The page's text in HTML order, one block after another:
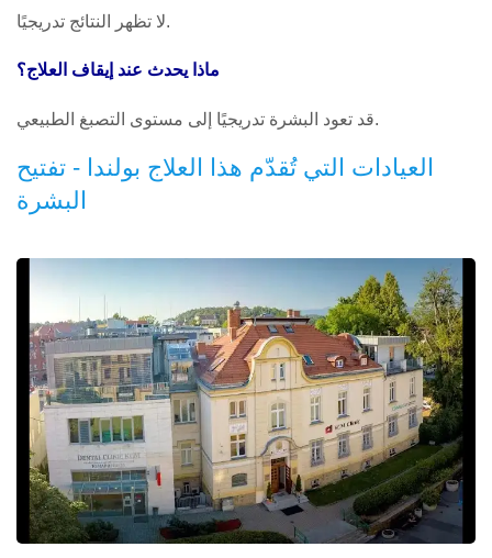
لا تظهر النتائج تدريجيًا.
ماذا يحدث عند إيقاف العلاج؟
قد تعود البشرة تدريجيًا إلى مستوى التصبغ الطبيعي.
العيادات التي تُقدّم هذا العلاج بولندا - تفتيح
البشرة